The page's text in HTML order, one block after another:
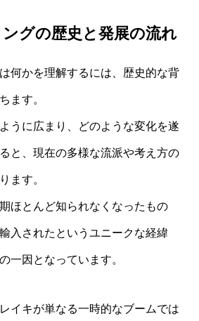
グの歴史と発展の流れ
何かを理解するには、歴史的な背
ます。
うに広まり、どのような変化を遂
と、現在の多様な流派や考え方の
ます。
ほとんど知られなくなったもの
入されたというユニークな経緯
一因となっています。
イキが単なる一時的なブームでは